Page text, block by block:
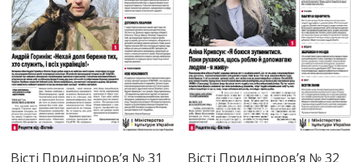
Вісті Придніпров’я № 31
Вісті Придніпров’я № 32